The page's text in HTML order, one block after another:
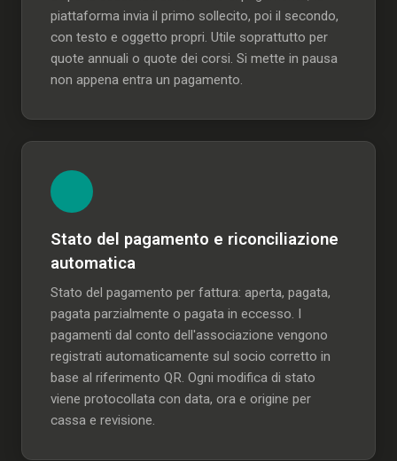
piattaforma invia il primo sollecito, poi il secondo,
con testo e oggetto propri. Utile soprattutto per
quote annuali o quote dei corsi. Si mette in pausa
non appena entra un pagamento.
Stato del pagamento e riconciliazione
automatica
Stato del pagamento per fattura: aperta, pagata,
pagata parzialmente o pagata in eccesso. I
pagamenti dal conto dell'associazione vengono
registrati automaticamente sul socio corretto in
base al riferimento QR. Ogni modifica di stato
viene protocollata con data, ora e origine per
cassa e revisione.